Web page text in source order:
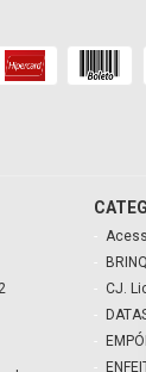
CJ.